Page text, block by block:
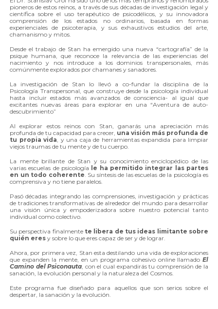
pioneros de estos reinos, a través de sus décadas de investigación legal y
científica sobre el uso terapéutico de psicodélicos, y su innovadora
comprensión de los estados no ordinarios, basada en formas
experienciales de psicoterapia, y sus exhaustivos estudios del arte,
chamanismo y mitos.
Desde el trabajo de Stan ha emergido una nueva “cartografía” de la
psique humana, que reconoce la relevancia de las experiencias del
nacimiento y nos introduce a los dominios transpersonales, más
comúnmente explorados por chamanes y sanadores.
La investigación de Stan lo llevó a co-fundar la disciplina de la
Psicología Transpersonal, que construye desde la psicología individual
hasta incluir estados más avanzados de consciencia- al igual que
excitantes nuevas áreas para explorar en una “Aventura de auto-
descubrimiento”
Al explorar estos reinos con Stan, ganarás una apreciación más
profunda de tu capacidad para crecer, una visión más profunda de
tu propia vida , y una caja de herramientas expandida para limpiar
viejos traumas de tu mente y de tu cuerpo.
La mente brillante de Stan y su conocimiento enciclopédico de las
varias escuelas de psicología le ha permitido integrar las partes
en un todo coherente . Su síntesis de las escuelas de la psicología es
comprensiva y no tiene paralelos.
Pasó décadas integrando las comprensiones, investigación y prácticas
de tradiciones transformativas de alrededor del mundo para desarrollar
una visión única y empoderizadora sobre nuestro potencial tanto
individual como colectivo.
Su perspectiva finalmente te libera de tus ideas limitante sobre
quién eres y sobre lo que eres capaz de ser y de lograr.
Ahora, por primera vez, Stan esta destilando una vida de exploraciones
que expanden la mente, en un programa cohesivo online llamado El
Camino del Psiconauta , con el cual expandirás tu comprensión de la
sanación, la evolución personal y la naturaleza del Cosmos.
Este programa fue diseñado para aquellos que son serios sobre el
despertar, la sanación y la evolución.